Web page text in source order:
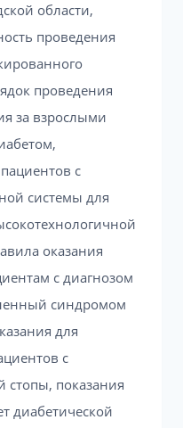
области,
проведения
проведения
за взрослыми
с
системы для
оказания
с диагнозом
синдромом
для
с
стопы, показания
диабетической